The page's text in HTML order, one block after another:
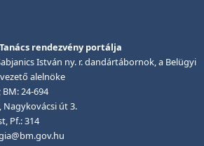
rendezvény portálja
István ny. r. dandártábornok, a Belügyi
alelnöke
24-694
Nagykovácsi út 3.
Pf.: 314